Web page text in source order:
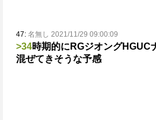
47: 名無し 2021/11/29 09:00:09
>34時期的にRGジオングHGUC
混ぜてきそうな予感